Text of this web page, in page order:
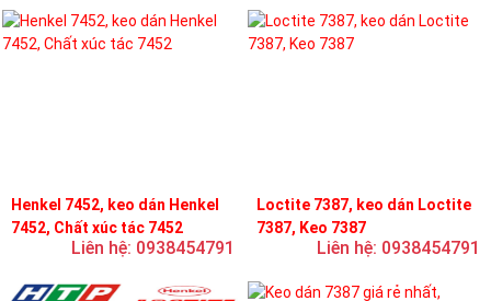
Henkel 7452, keo dán Henkel
7452, Chất xúc tác 7452
Liên hệ: 0938454791
Loctite 7387, keo dán Loctite
7387, Keo 7387
Liên hệ: 0938454791